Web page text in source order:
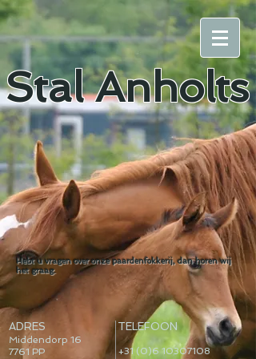
Stal Anholts
Hebt u vragen over onze paardenfokkerij, dan horen wij
het graag.
ADRES
Middendorp 16
7761 PP
TELEFOON
+31 (0)6 10307108